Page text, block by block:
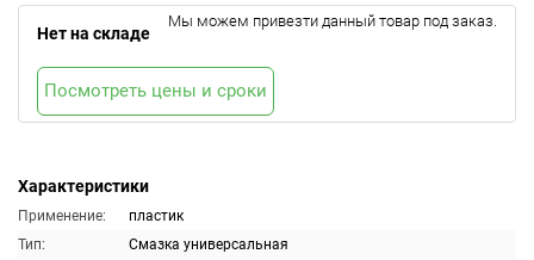
Характеристики
Применение:
пластик
Тип:
Смазка универсальная
Нет на складе
Мы можем привезти данный товар под заказ.
Посмотреть цены и сроки